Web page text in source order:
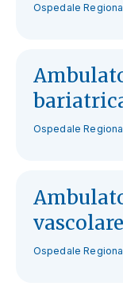
Ospedale
Ospedale
vascolare
Ospedale